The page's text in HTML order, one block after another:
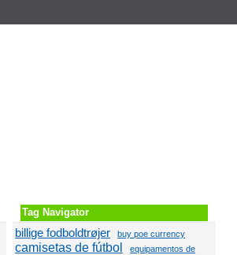
Tag Navigator
billige fodboldtrøjer buy poe currency
camisetas de fútbol
equipamentos de